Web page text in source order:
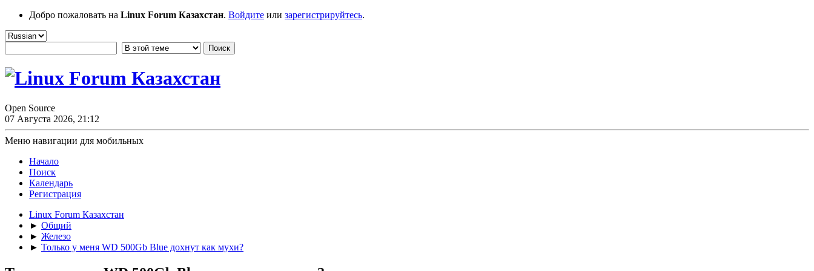
Добро пожаловать на Linux Forum Казахстан. Войдите или зарегистрируйтесь.
Open Source
07 Августа 2026, 21:12
Меню навигации для мобильных
Начало
Поиск
Календарь
Регистрация
Linux Forum Казахстан
► Общий
► Железо
► Только у меня WD 500Gb Blue дохнут как мухи?